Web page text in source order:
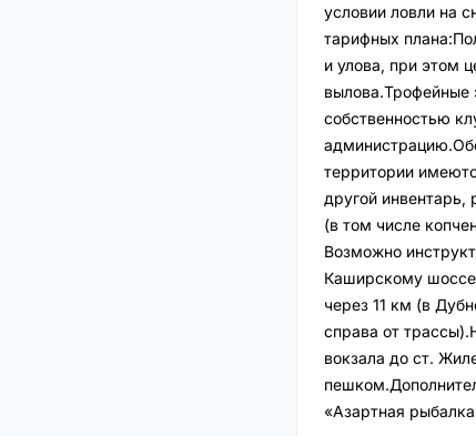
условии ловли на
тарифных
и улова, при этом
вылова.Трофейные
собственностью
территории
другой инвентарь,
(в том числе
Возможно
Каширскому
через 11 км (в
справа от
вокзала до ст.
«Азартная